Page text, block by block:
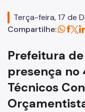
Terça-feira, 17 de
Compartilhe:
Prefeitura
presença no
Técnicos